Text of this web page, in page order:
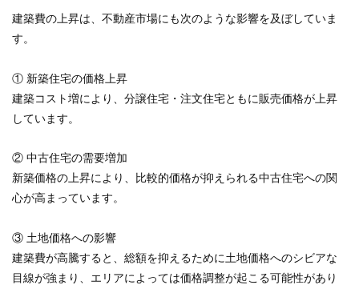
建築費の上昇は、不動産市場にも次のような影響を及ぼしていま
す。
① 新築住宅の価格上昇
建築コスト増により、分譲住宅・注文住宅ともに販売価格が上昇
しています。
② 中古住宅の需要増加
新築価格の上昇により、比較的価格が抑えられる中古住宅への関
心が高まっています。
③ 土地価格への影響
建築費が高騰すると、総額を抑えるために土地価格へのシビアな
目線が強まり、エリアによっては価格調整が起こる可能性があり